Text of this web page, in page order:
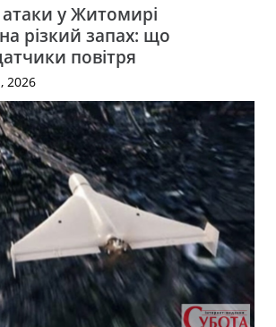
атаки у Житомирі
різкий запах: що
повітря
2026